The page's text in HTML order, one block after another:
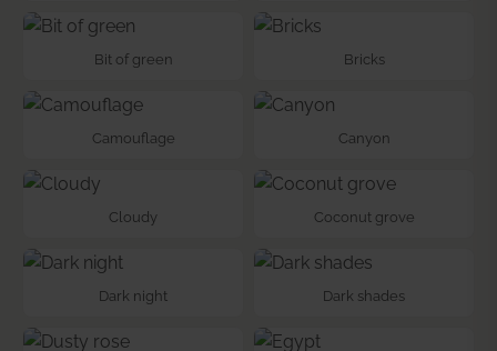
Bit of green Bricks
Camouflage Canyon
Cloudy Coconut grove
Dark night Dark shades